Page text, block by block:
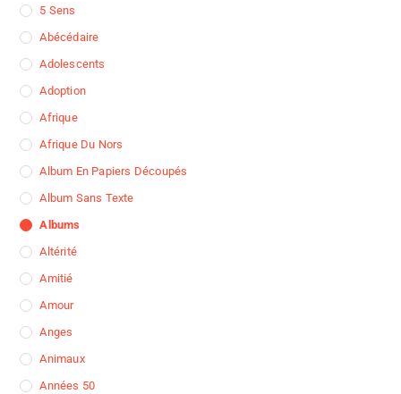
5 Sens
Abécédaire
Adolescents
Adoption
Afrique
Afrique Du Nors
Album En Papiers Découpés
Album Sans Texte
Albums
Altérité
Amitié
Amour
Anges
Animaux
Années 50